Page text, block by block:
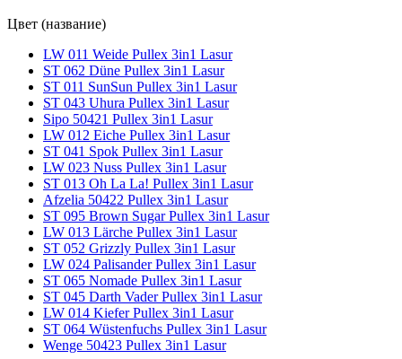
Цвет (название)
LW 011 Weide Pullex 3in1 Lasur
ST 062 Düne Pullex 3in1 Lasur
ST 011 SunSun Pullex 3in1 Lasur
ST 043 Uhura Pullex 3in1 Lasur
Sipo 50421 Pullex 3in1 Lasur
LW 012 Eiche Pullex 3in1 Lasur
ST 041 Spok Pullex 3in1 Lasur
LW 023 Nuss Pullex 3in1 Lasur
ST 013 Oh La La! Pullex 3in1 Lasur
Afzelia 50422 Pullex 3in1 Lasur
ST 095 Brown Sugar Pullex 3in1 Lasur
LW 013 Lärche Pullex 3in1 Lasur
ST 052 Grizzly Pullex 3in1 Lasur
LW 024 Palisander Pullex 3in1 Lasur
ST 065 Nomade Pullex 3in1 Lasur
ST 045 Darth Vader Pullex 3in1 Lasur
LW 014 Kiefer Pullex 3in1 Lasur
ST 064 Wüstenfuchs Pullex 3in1 Lasur
Wenge 50423 Pullex 3in1 Lasur